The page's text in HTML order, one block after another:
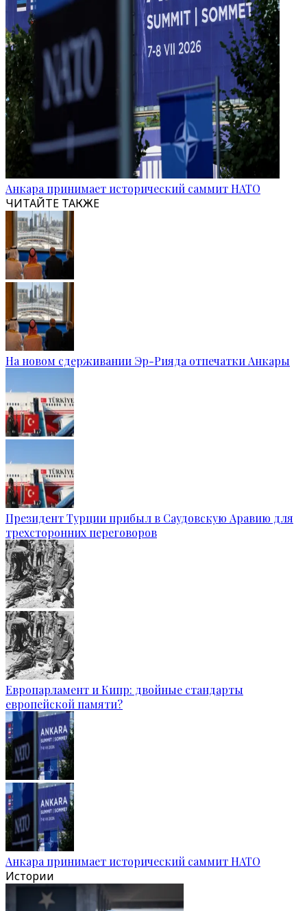
Анкара принимает исторический саммит НАТО
ЧИТАЙТЕ ТАКЖЕ
На новом сдерживании Эр-Рияда отпечатки Анкары
Президент Турции прибыл в Саудовскую Аравию для
трехсторонних переговоров
Европарламент и Кипр: двойные стандарты
европейской памяти?
Анкара принимает исторический саммит НАТО
Истории